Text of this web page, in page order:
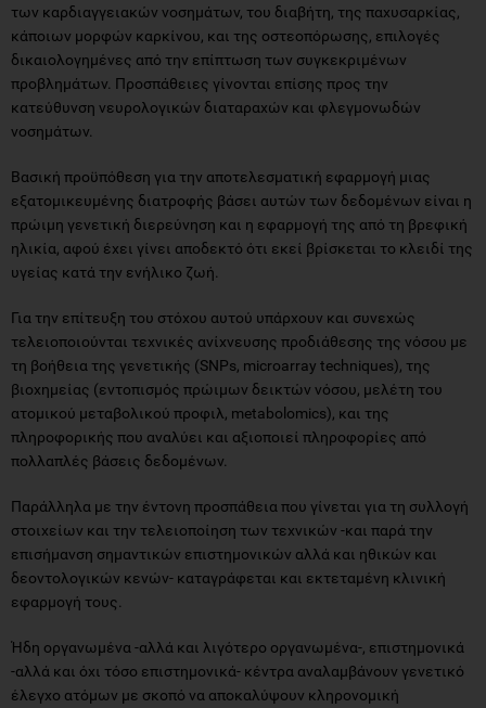
των καρδιαγγειακών νοσημάτων, του διαβήτη, της παχυσαρκίας,
κάποιων μορφών καρκίνου, και της οστεοπόρωσης, επιλογές
δικαιολογημένες από την επίπτωση των συγκεκριμένων
προβλημάτων. Προσπάθειες γίνονται επίσης προς την
κατεύθυνση νευρολογικών διαταραχών και φλεγμονωδών
νοσημάτων.
Βασική προϋπόθεση για την αποτελεσματική εφαρμογή μιας
εξατομικευμένης διατροφής βάσει αυτών των δεδομένων είναι η
πρώιμη γενετική διερεύνηση και η εφαρμογή της από τη βρεφική
ηλικία, αφού έχει γίνει αποδεκτό ότι εκεί βρίσκεται το κλειδί της
υγείας κατά την ενήλικο ζωή.
Για την επίτευξη του στόχου αυτού υπάρχουν και συνεχώς
τελειοποιούνται τεχνικές ανίχνευσης προδιάθεσης της νόσου με
τη βοήθεια της γενετικής (SNPs, microarray techniques), της
βιοχημείας (εντοπισμός πρώιμων δεικτών νόσου, μελέτη του
ατομικού μεταβολικού προφιλ, metabolomics), και της
πληροφορικής που αναλύει και αξιοποιεί πληροφορίες από
πολλαπλές βάσεις δεδομένων.
Παράλληλα με την έντονη προσπάθεια που γίνεται για τη συλλογή
στοιχείων και την τελειοποίηση των τεχνικών -και παρά την
επισήμανση σημαντικών επιστημονικών αλλά και ηθικών και
δεοντολογικών κενών- καταγράφεται και εκτεταμένη κλινική
εφαρμογή τους.
Ήδη οργανωμένα -αλλά και λιγότερο οργανωμένα-, επιστημονικά
-αλλά και όχι τόσο επιστημονικά- κέντρα αναλαμβάνουν γενετικό
έλεγχο ατόμων με σκοπό να αποκαλύψουν κληρονομική